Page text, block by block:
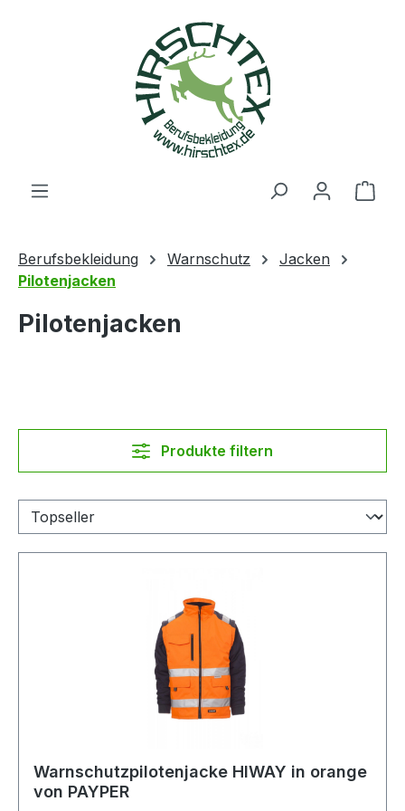
Berufsbekleidung Warnschutz
Jacken
Pilotenjacken
Pilotenjacken
Produkte filtern
Warnschutzpilotenjacke HIWAY in orange
von PAYPER